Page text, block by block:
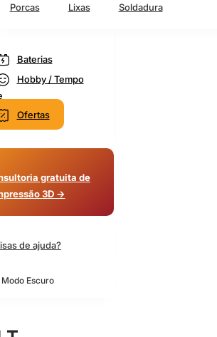
Porcas
Lixas Soldadura
Baterias
Hobby / Tempo
Ofertas
gratuita de
3D →
de ajuda?
Escuro